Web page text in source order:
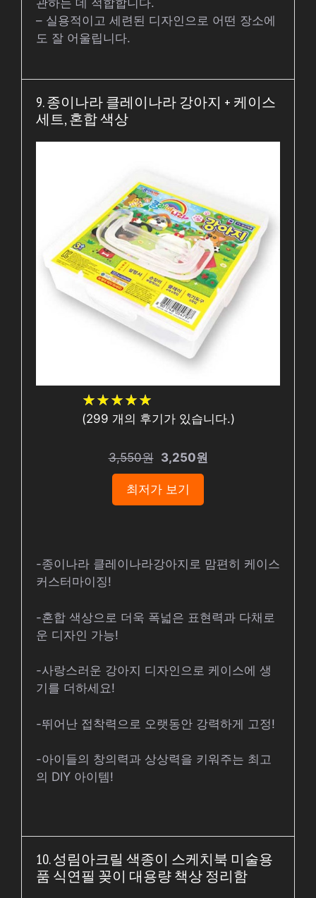
– 실용적이고 세련된 디자인으로 어떤 장소에
도 잘 어울립니다.
9. 종이나라 클레이나라 강아지 + 케이스
세트, 혼합 색상
★★★★★
★★★★★
(299 개의 후기가 있습니다.)
3,550원 3,250원
최저가 보기
-종이나라 클레이나라강아지로 맘편히 케이스
커스터마이징!
-혼합 색상으로 더욱 폭넓은 표현력과 다채로
운 디자인 가능!
-사랑스러운 강아지 디자인으로 케이스에 생
기를 더하세요!
-뛰어난 접착력으로 오랫동안 강력하게 고정!
-아이들의 창의력과 상상력을 키워주는 최고
의 DIY 아이템!
10. 성림아크릴 색종이 스케치북 미술용
품 식연필 꽂이 대용량 책상 정리함